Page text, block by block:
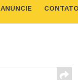
ANUNCIE CONTATO